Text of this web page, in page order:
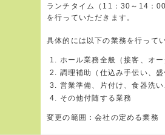
ランチタイム（11：30～14：
を行っていただきます。
具体的には以下の業務を行って
ホール業務全般（接客、オ
調理補助（仕込み手伝い、
営業準備、片付け、食器洗
その他付随する業務
変更の範囲：会社の定める業務